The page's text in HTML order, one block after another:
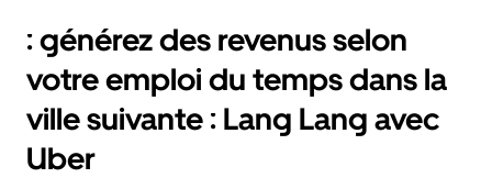
: générez des revenus selon
votre emploi du temps dans la
ville suivante : Lang Lang avec
Uber